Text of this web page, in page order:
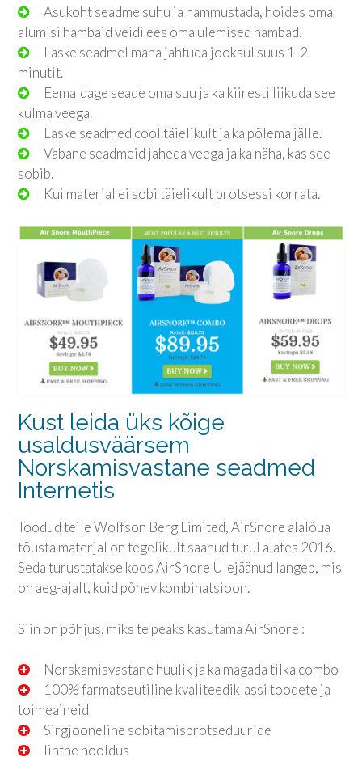
Asukoht seadme suhu ja hammustada, hoides oma
alumisi hambaid veidi ees oma ülemised hambad.
Laske seadmel maha jahtuda jooksul suus 1-2
minutit.
Eemaldage seade oma suu ja ka kiiresti liikuda see
külma veega.
Laske seadmed cool täielikult ja ka põlema jälle.
Vabane seadmeid jaheda veega ja ka näha, kas see
sobib.
Kui materjal ei sobi täielikult protsessi korrata.
Kust leida üks kõige
usaldusväärsem
Norskamisvastane seadmed
Internetis
Toodud teile Wolfson Berg Limited, AirSnore alalõua
tõusta materjal on tegelikult saanud turul alates 2016.
Seda turustatakse koos AirSnore Ülejäänud langeb, mis
on aeg-ajalt, kuid põnev kombinatsioon.
Siin on põhjus, miks te peaks kasutama AirSnore :
Norskamisvastane huulik ja ka magada tilka combo
100% farmatseutiline kvaliteediklassi toodete ja
toimeaineid
Sirgjooneline sobitamisprotseduuride
lihtne hooldus